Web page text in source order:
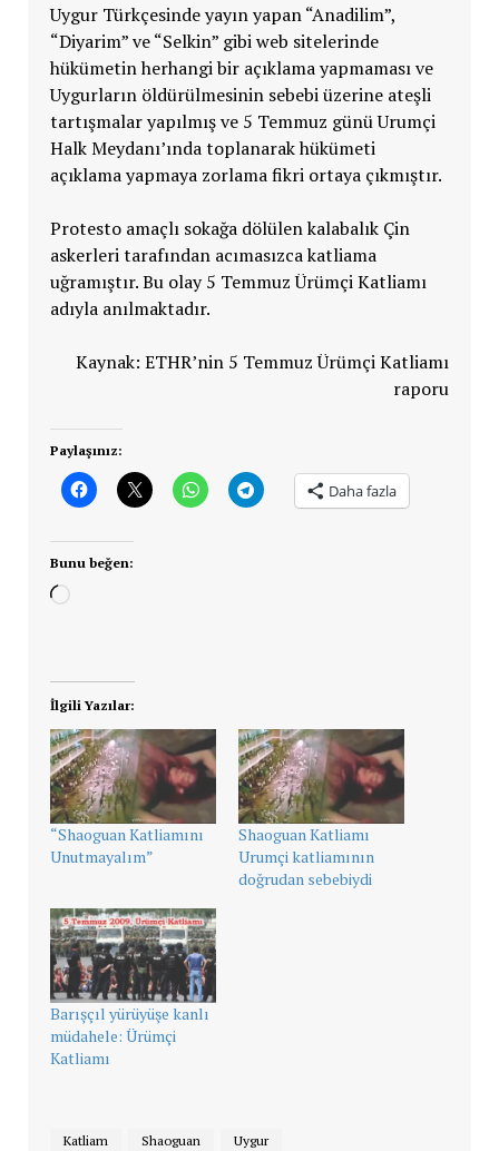
Uygur Türkçesinde yayın yapan “Anadilim”,
“Diyarim” ve “Selkin” gibi web sitelerinde
hükümetin herhangi bir açıklama yapmaması ve
Uygurların öldürülmesinin sebebi üzerine ateşli
tartışmalar yapılmış ve 5 Temmuz günü Urumçi
Halk Meydanı’ında toplanarak hükümeti
açıklama yapmaya zorlama fikri ortaya çıkmıştır.
Protesto amaçlı sokağa dölülen kalabalık Çin
askerleri tarafından acımasızca katliama
uğramıştır. Bu olay 5 Temmuz Ürümçi Katliamı
adıyla anılmaktadır.
Kaynak: ETHR’nin 5 Temmuz Ürümçi Katliamı
raporu
Paylaşınız:
Daha fazla
Bunu beğen:
Yükleniyor...
İlgili Yazılar:
“Shaoguan Katliamını
Unutmayalım”
Shaoguan Katliamı
Urumçi katliamının
doğrudan sebebiydi
Barışçıl yürüyüşe kanlı
müdahele: Ürümçi
Katliamı
Katliam Shaoguan Uygur